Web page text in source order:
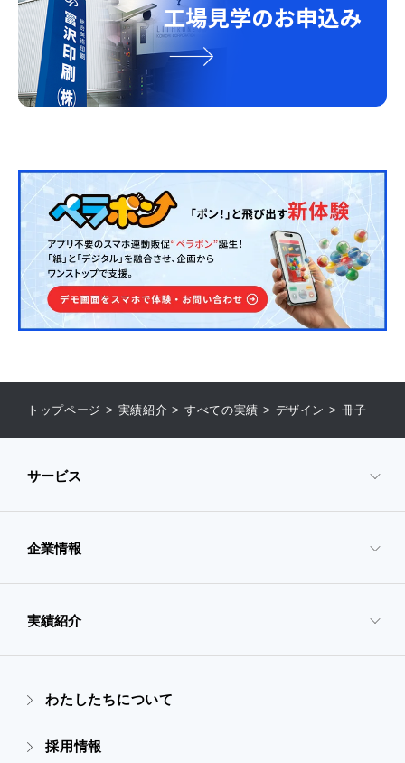
トップページ > 実績紹介 > すべての実績 > デザイン > 冊子
サービス
- サービスTOP
- 映像・動画制作
- デザイン
企業情報
- 企業情報TOP
- ごあいさつ
- 会社概要
実績紹介
- 実績紹介TOP
わたしたちについて
採用情報